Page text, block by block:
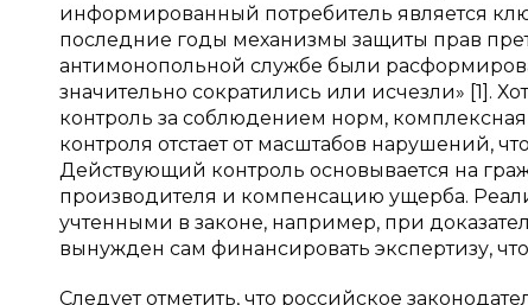
информированный потребитель является
последние годы механизмы защиты прав
антимонопольной службе были
значительно сократились или исчезли» [1].
контроль за соблюдением норм,
контроля отстает от масштабов нарушений,
Действующий контроль основывается на
производителя и компенсацию ущерба.
учтенными в законе, например, при
вынужден сам финансировать экспертизу,
Следует отметить, что российское